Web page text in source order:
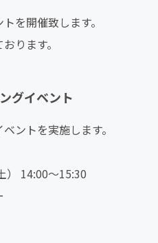
を開催致します。
ります。
グイベント
ントを実施します。
） 14:00～15:30